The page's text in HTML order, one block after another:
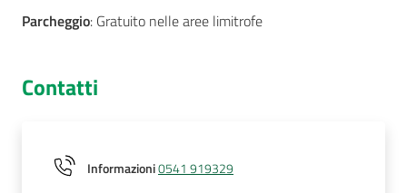
Parcheggio: Gratuito nelle aree limitrofe
Contatti
Informazioni0541 919329